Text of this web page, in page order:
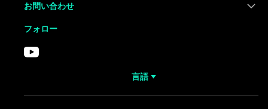
お問い合わせ
フォロー
言語